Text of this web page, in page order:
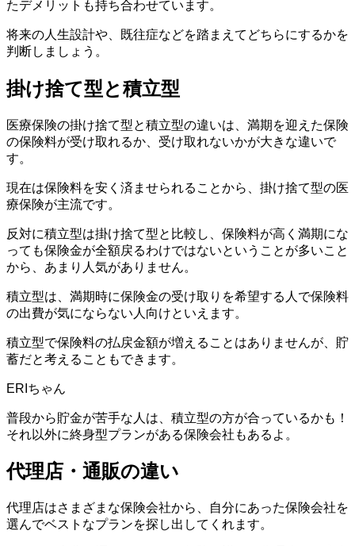
たデメリットも持ち合わせています。
将来の人生設計や、既往症などを踏まえてどちらにするかを
判断しましょう。
掛け捨て型と積立型
医療保険の掛け捨て型と積立型の違いは、満期を迎えた保険
の保険料が受け取れるか、受け取れないかが大きな違いで
す。
現在は保険料を安く済ませられることから、掛け捨て型の医
療保険が主流です。
反対に積立型は掛け捨て型と比較し、保険料が高く満期にな
っても保険金が全額戻るわけではないということが多いこと
から、あまり人気がありません。
積立型は、満期時に保険金の受け取りを希望する人で保険料
の出費が気にならない人向けといえます。
積立型で保険料の払戻金額が増えることはありませんが、貯
蓄だと考えることもできます。
普段から貯金が苦手な人は、積立型の方が合っているかも！
それ以外に終身型プランがある保険会社もあるよ。
代理店・通販の違い
代理店はさまざまな保険会社から、自分にあった保険会社を
選んでベストなプランを探し出してくれます。